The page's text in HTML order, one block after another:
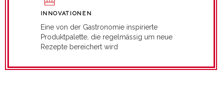
INNOVATIONEN
Eine von der Gastronomie inspirierte
Produktpalette, die regelmässig um neue
Rezepte bereichert wird